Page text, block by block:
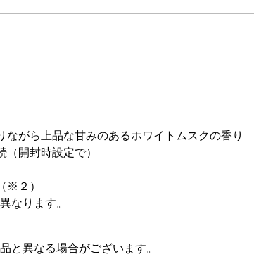
がら上品な甘みのあるホワイトムスクの香り
開封時設定で）
※２）
なります。
と異なる場合がございます。